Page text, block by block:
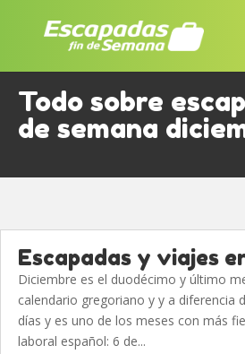
Todo sobre
de semana
Escapadas y viajes
Diciembre es el duodécimo y último
calendario gregoriano y y a diferencia
días y es uno de los meses con más
laboral español: 6 de...